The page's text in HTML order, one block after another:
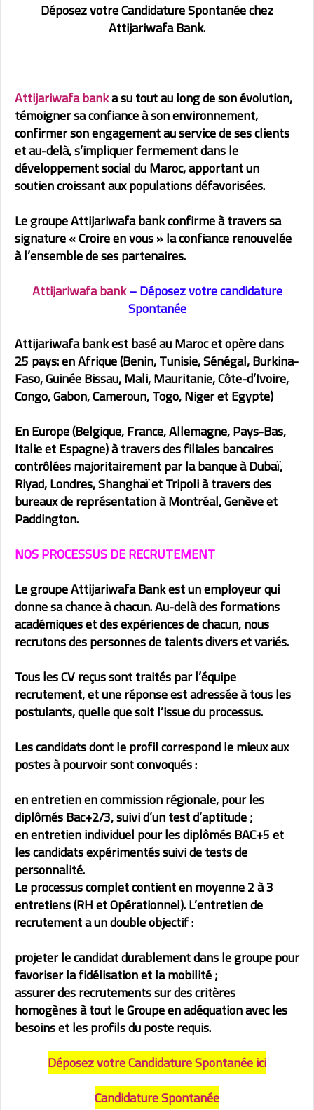
Déposez votre Candidature Spontanée chez
Attijariwafa Bank.
Attijariwafa banka su tout au long de son évolution,
témoigner sa confiance à son environnement,
confirmer son engagement au service de ses clients
et au-delà, s’impliquer fermement dans le
développement social du Maroc, apportant un
soutien croissant aux populations défavorisées.
Le groupe Attijariwafa bank confirme à travers sa
signature « Croire en vous » la confiance renouvelée
à l’ensemble de ses partenaires.
Attijariwafa bank– Déposez votre candidature
Spontanée
Attijariwafa bank est basé au Maroc et opère dans
25 pays: en Afrique (Benin, Tunisie, Sénégal, Burkina-
Faso, Guinée Bissau, Mali, Mauritanie, Côte-d’Ivoire,
Congo, Gabon, Cameroun, Togo, Niger et Egypte)
En Europe (Belgique, France, Allemagne, Pays-Bas,
Italie et Espagne) à travers des filiales bancaires
contrôlées majoritairement par la banque à Dubaï,
Riyad, Londres, Shanghaï et Tripoli à travers des
bureaux de représentation à Montréal, Genève et
Paddington.
NOS PROCESSUS DE RECRUTEMENT
Le groupe Attijariwafa Bank est un employeur qui
donne sa chance à chacun. Au-delà des formations
académiques et des expériences de chacun, nous
recrutons des personnes de talents divers et variés.
Tous les CV reçus sont traités par l’équipe
recrutement, et une réponse est adressée à tous les
postulants, quelle que soit l’issue du processus.
Les candidats dont le profil correspond le mieux aux
postes à pourvoir sont convoqués :
en entretien en commission régionale, pour les
diplômés Bac+2/3, suivi d’un test d’aptitude ;
en entretien individuel pour les diplômés BAC+5 et
les candidats expérimentés suivi de tests de
personnalité.
Le processus complet contient en moyenne 2 à 3
entretiens (RH et Opérationnel). L’entretien de
recrutement a un double objectif :
projeter le candidat durablement dans le groupe pour
favoriser la fidélisation et la mobilité ;
assurer des recrutements sur des critères
homogènes à tout le Groupe en adéquation avec les
besoins et les profils du poste requis.
Déposez votre Candidature Spontanée ici
Candidature Spontanée